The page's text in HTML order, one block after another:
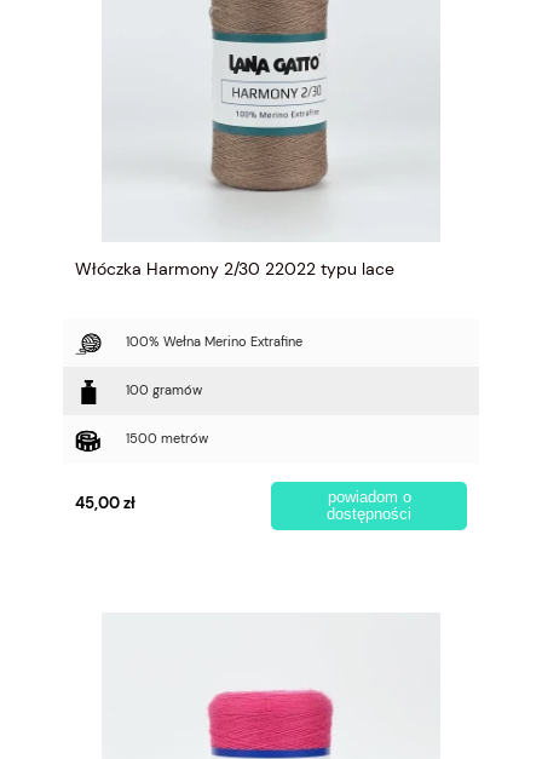
Włóczka Harmony 2/30 22022 typu lace
100% Wełna Merino Extrafine
100 gramów
1500 metrów
45,00 zł
powiadom o
dostępności